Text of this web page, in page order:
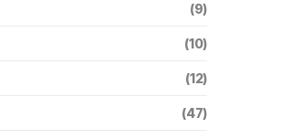
(9)
(10)
(12)
(47)